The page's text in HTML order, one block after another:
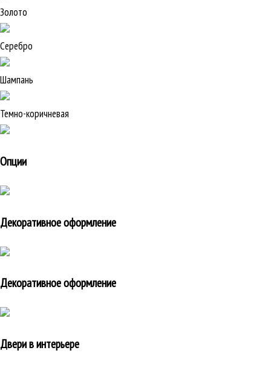
Золото
Серебро
Шампань
Темно-коричневая
Опции
Декоративное оформление
Декоративное оформление
Двери в интерьере